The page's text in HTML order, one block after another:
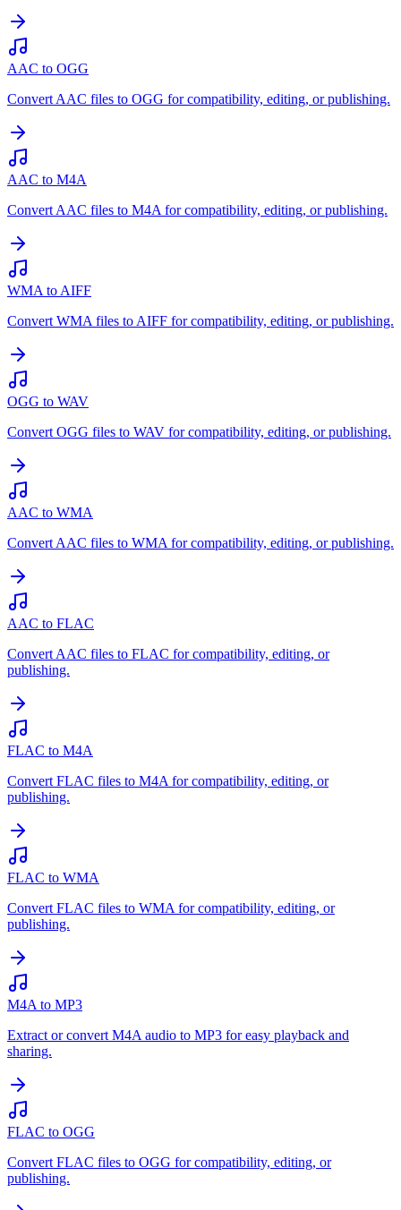
AAC to OGG
Convert AAC files to OGG for compatibility, editing, or publishing.
AAC to M4A
Convert AAC files to M4A for compatibility, editing, or publishing.
WMA to AIFF
Convert WMA files to AIFF for compatibility, editing, or publishing.
OGG to WAV
Convert OGG files to WAV for compatibility, editing, or publishing.
AAC to WMA
Convert AAC files to WMA for compatibility, editing, or publishing.
AAC to FLAC
Convert AAC files to FLAC for compatibility, editing, or
publishing.
FLAC to M4A
Convert FLAC files to M4A for compatibility, editing, or
publishing.
FLAC to WMA
Convert FLAC files to WMA for compatibility, editing, or
publishing.
M4A to MP3
Extract or convert M4A audio to MP3 for easy playback and
sharing.
FLAC to OGG
Convert FLAC files to OGG for compatibility, editing, or
publishing.